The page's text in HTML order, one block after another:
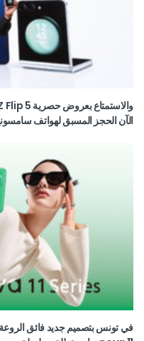
الآن الحجز المسبق لهواتف
في تونس بتصميم جديد فائق الروعة